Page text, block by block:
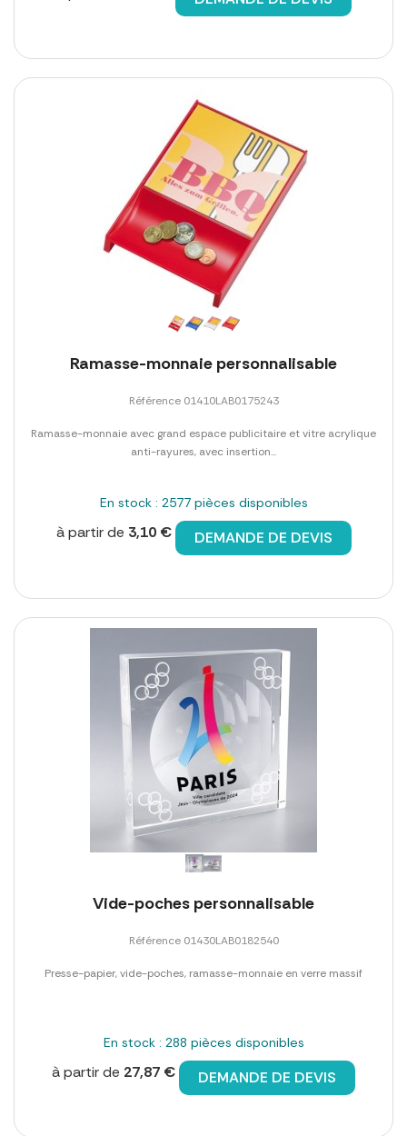
Ramasse-monnaie personnalisable
Référence 01410LAB0175243
Ramasse-monnaie avec grand espace publicitaire et vitre acrylique
anti-rayures, avec insertion...
En stock : 2577 pièces disponibles
à partir de 3,10 € DEMANDE DE DEVIS
Vide-poches personnalisable
Référence 01430LAB0182540
Presse-papier, vide-poches, ramasse-monnaie en verre massif
En stock : 288 pièces disponibles
à partir de 27,87 € DEMANDE DE DEVIS